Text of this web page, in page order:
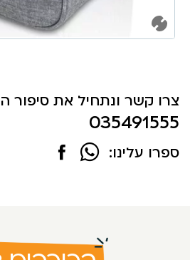
צרו קשר ונתחיל את סיפור
035491555
ספרו עלינו: